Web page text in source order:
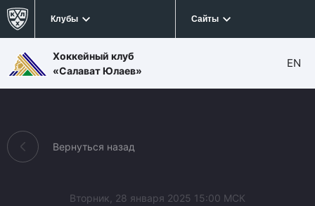
Клубы Сайты
Хоккейный клуб
«Салават Юлаев»
EN
Вернуться назад
Вторник, 28 января 2025 15:00 МСК